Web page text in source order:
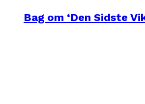
Bag om ‘Den Sidste